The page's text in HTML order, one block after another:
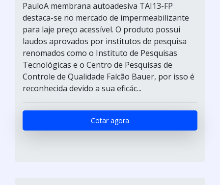
PauloA membrana autoadesiva TAI13-FP
destaca-se no mercado de impermeabilizante
para laje preço acessível. O produto possui
laudos aprovados por institutos de pesquisa
renomados como o Instituto de Pesquisas
Tecnológicas e o Centro de Pesquisas de
Controle de Qualidade Falcão Bauer, por isso é
reconhecida devido a sua eficác...
Cotar agora